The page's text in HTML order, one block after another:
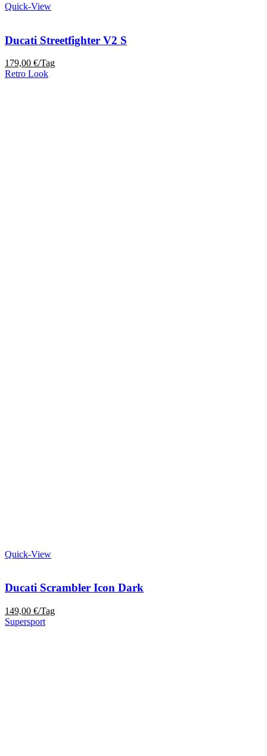
Quick-View
Ducati Streetfighter V2 S
179,00 €/Tag
Retro Look
Quick-View
Ducati Scrambler Icon Dark
149,00 €/Tag
Supersport